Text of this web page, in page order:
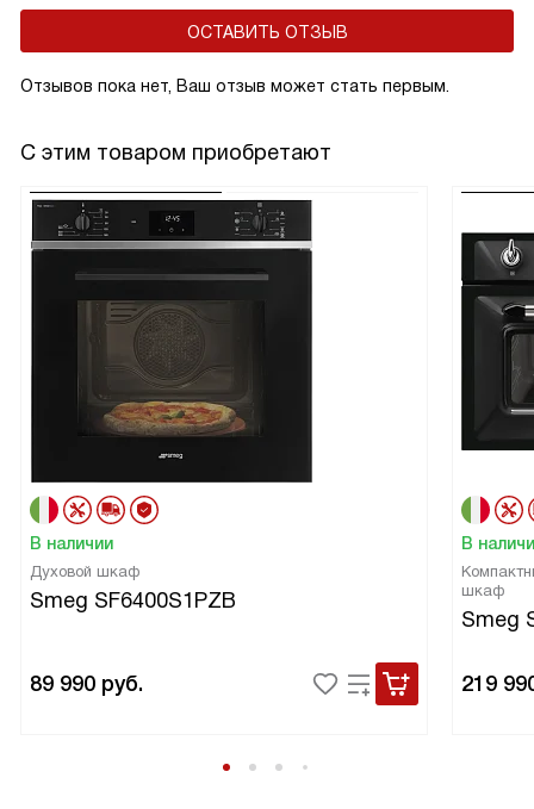
ОСТАВИТЬ ОТЗЫВ
Отзывов пока нет, Ваш отзыв может стать первым.
С этим товаром приобретают
В наличии
Духовой шкаф
Smeg SF6400S1PZB
89 990 руб.
В
шкаф
Smeg
219